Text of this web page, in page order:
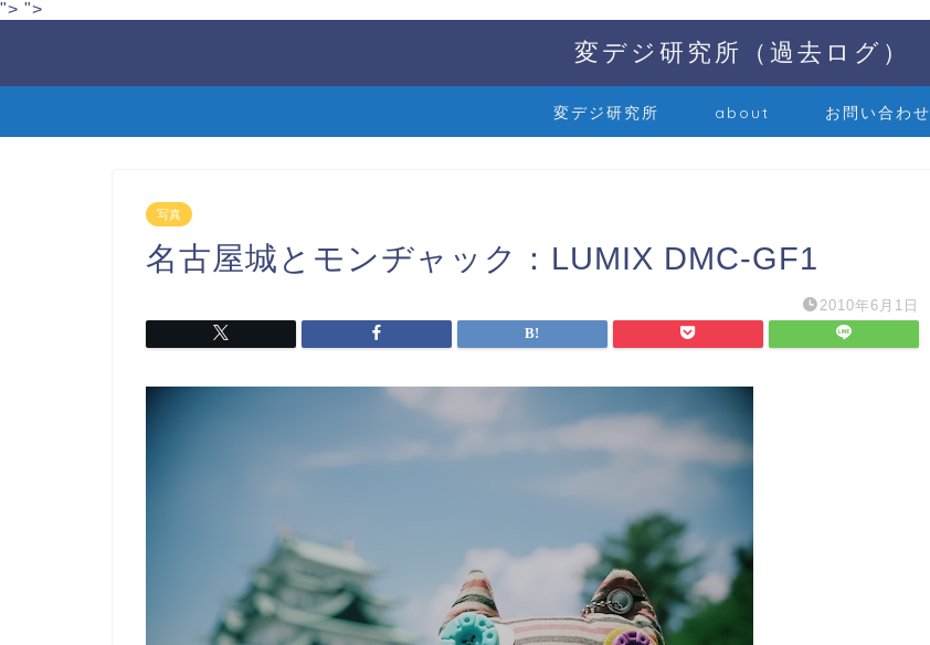
"> ">
変デジ研究所（過去ログ）
変デジ研究所 about お問い合わせ
写真
名古屋城とモンヂャック：LUMIX DMC-GF1
2010年6月1日